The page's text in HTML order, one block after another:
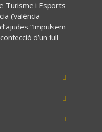
Turisme i Esports
(València
“Impulsem
d’un full